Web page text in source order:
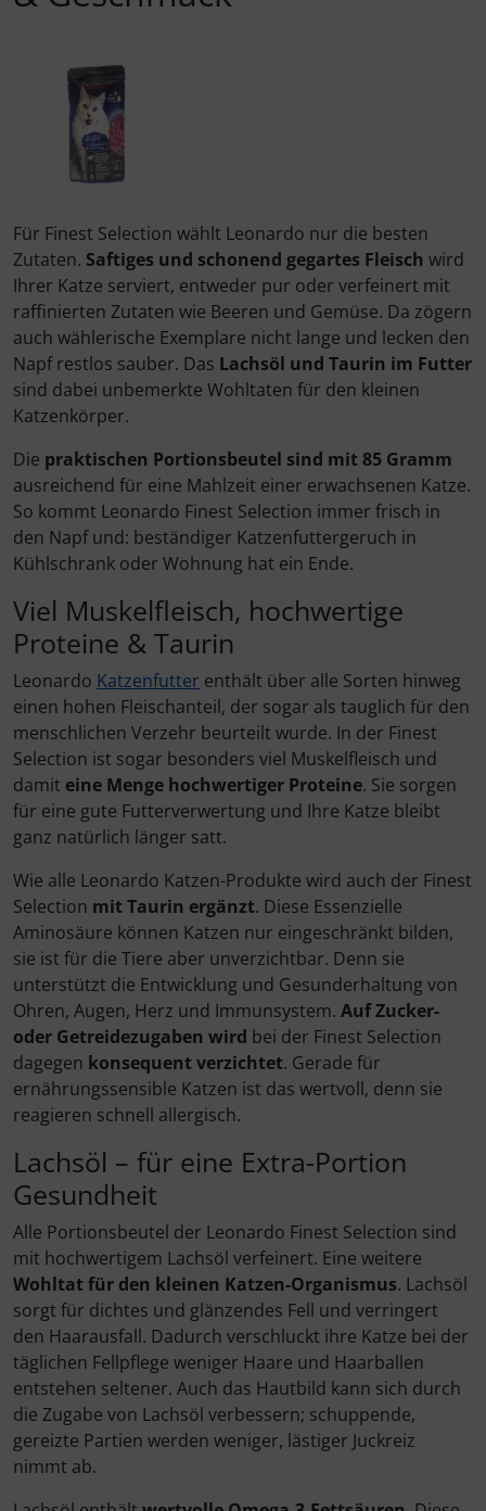
Für Finest Selection wählt Leonardo nur die besten
Zutaten. Saftiges und schonend gegartes Fleisch wird
Ihrer Katze serviert, entweder pur oder verfeinert mit
raffinierten Zutaten wie Beeren und Gemüse. Da zögern
auch wählerische Exemplare nicht lange und lecken den
Napf restlos sauber. Das Lachsöl und Taurin im Futter
sind dabei unbemerkte Wohltaten für den kleinen
Katzenkörper.
Die praktischen Portionsbeutel sind mit 85 Gramm
ausreichend für eine Mahlzeit einer erwachsenen Katze.
So kommt Leonardo Finest Selection immer frisch in
den Napf und: beständiger Katzenfuttergeruch in
Kühlschrank oder Wohnung hat ein Ende.
Viel Muskelfleisch, hochwertige
Proteine & Taurin
Leonardo Katzenfutter enthält über alle Sorten hinweg
einen hohen Fleischanteil, der sogar als tauglich für den
menschlichen Verzehr beurteilt wurde. In der Finest
Selection ist sogar besonders viel Muskelfleisch und
damit eine Menge hochwertiger Proteine. Sie sorgen
für eine gute Futterverwertung und Ihre Katze bleibt
ganz natürlich länger satt.
Wie alle Leonardo Katzen-Produkte wird auch der Finest
Selection mit Taurin ergänzt. Diese Essenzielle
Aminosäure können Katzen nur eingeschränkt bilden,
sie ist für die Tiere aber unverzichtbar. Denn sie
unterstützt die Entwicklung und Gesunderhaltung von
Ohren, Augen, Herz und Immunsystem. Auf Zucker-
oder Getreidezugaben wird bei der Finest Selection
dagegen konsequent verzichtet. Gerade für
ernährungssensible Katzen ist das wertvoll, denn sie
reagieren schnell allergisch.
Lachsöl – für eine Extra-Portion
Gesundheit
Alle Portionsbeutel der Leonardo Finest Selection sind
mit hochwertigem Lachsöl verfeinert. Eine weitere
Wohltat für den kleinen Katzen-Organismus. Lachsöl
sorgt für dichtes und glänzendes Fell und verringert
den Haarausfall. Dadurch verschluckt ihre Katze bei der
täglichen Fellpflege weniger Haare und Haarballen
entstehen seltener. Auch das Hautbild kann sich durch
die Zugabe von Lachsöl verbessern; schuppende,
gereizte Partien werden weniger, lästiger Juckreiz
nimmt ab.
Rinti Singlefleisch